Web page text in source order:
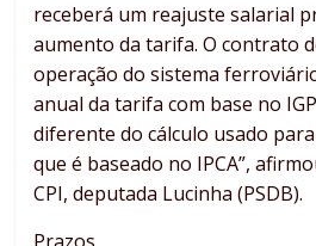
receberá um reajuste salarial
aumento da tarifa. O contrato
operação do sistema
anual da tarifa com base no
diferente do cálculo usado
que é baseado no IPCA”,
CPI, deputada Lucinha (PSDB).